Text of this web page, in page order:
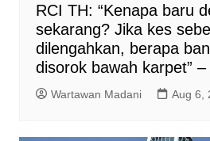
RCI TH: “Kenapa baru
sekarang? Jika kes
dilengahkan, berapa
disorok bawah karpet” –
Wartawan Madani Aug 6,